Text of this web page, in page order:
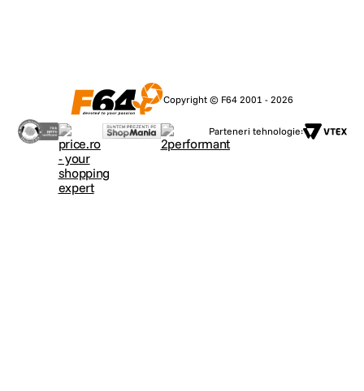
Copyright © F64 2001 - 2026
Parteneri tehnologie: